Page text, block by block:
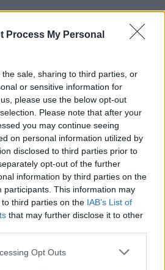
Process My Personal
sale, sharing to third parties, or
or sensitive information for
please use the below opt-out
Please note that after your
you may continue seeing
on personal information utilized by
disclosed to third parties prior to
opt-out of the further
information by third parties on the
participants. This information may
third parties on the IAB’s List of
that may further disclose it to other
app uses one or more Google
Opt Outs
magazin, (ism.)
I, (ism.)
futballmagazin
- Paks, NB I, (ism.)
Serie A, (ism.)
Serie A, (élő)
Serie A, (élő)
futballmagazin, (élő)
Serie A, (ism.)
UEFA Ifjúsági Liga, (élő)